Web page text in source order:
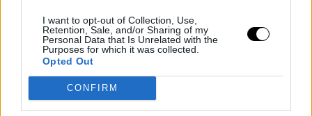
I want to opt-out of Collection, Use,
Retention, Sale, and/or Sharing of my
Personal Data that Is Unrelated with the
Purposes for which it was collected.
Opted Out
CONFIRM